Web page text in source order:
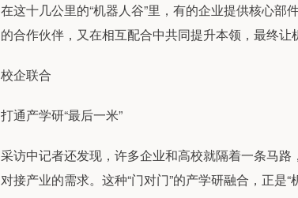
在这十几公里的“机器人谷”里，有的企业提供核心
的合作伙伴，又在相互配合中共同提升本领，最终
校企联合
打通产学研“最后一米”
采访中记者还发现，许多企业和高校就隔着一条马
对接产业的需求。这种“门对门”的产学研融合，正是“